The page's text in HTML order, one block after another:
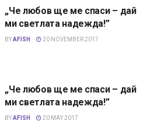
„Че любов ще ме спаси – дай
ми светлата надежда!”
BYAFISH 20 NOVEMBER 2017
„Че любов ще ме спаси – дай
ми светлата надежда!”
BYAFISH 20 MAY 2017